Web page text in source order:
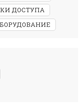
ДОСТУПА